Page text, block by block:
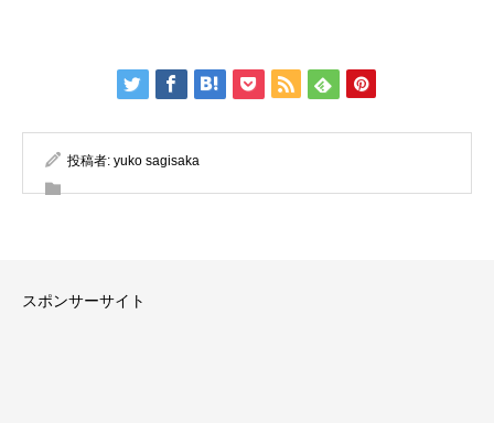
投稿者: yuko sagisaka
スポンサーサイト